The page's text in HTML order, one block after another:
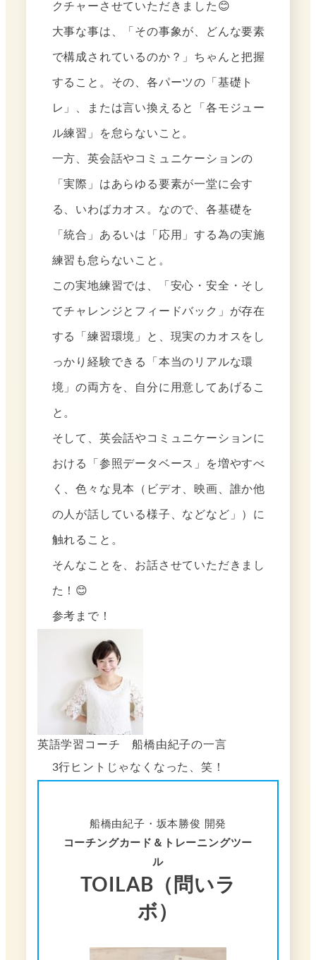
クチャーさせていただきました😊
大事な事は、「その事象が、どんな要素
で構成されているのか？」ちゃんと把握
すること。その、各パーツの「基礎ト
レ」、または言い換えると「各モジュー
ル練習」を怠らないこと。
一方、英会話やコミュニケーションの
「実際」はあらゆる要素が一堂に会す
る、いわばカオス。なので、各基礎を
「統合」あるいは「応用」する為の実施
練習も怠らないこと。
この実地練習では、「安心・安全・そし
てチャレンジとフィードバック」が存在
する「練習環境」と、現実のカオスをし
っかり経験できる「本当のリアルな環
境」の両方を、自分に用意してあげるこ
と。
そして、英会話やコミュニケーションに
おける「参照データベース」を増やすべ
く、色々な見本（ビデオ、映画、誰か他
の人が話している様子、などなど」）に
触れること。
そんなことを、お話させていただきまし
た！😊
参考まで！
英語学習コーチ 船橋由紀子の一言
3行ヒントじゃなくなった、笑！
船橋由紀子・坂本勝俊 開発
コーチングカード＆トレーニングツー
ル
TOILAB（問いラ
ボ）